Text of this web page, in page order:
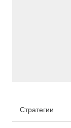
Стратегии